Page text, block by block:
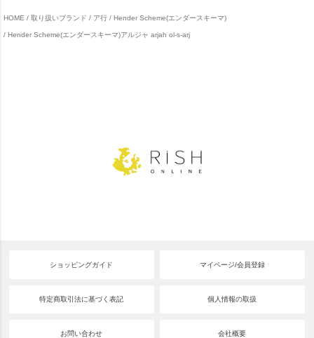
HOME 取り扱いブランド ア行 Hender Scheme(エンダースキーマ)
Hender Scheme(エンダースキーマ)アルジャ arjah ol-s-arj
ショッピングガイド マイページ/会員登録
特定商取引法に基づく表記 個人情報の取扱
お問い合わせ 会社概要